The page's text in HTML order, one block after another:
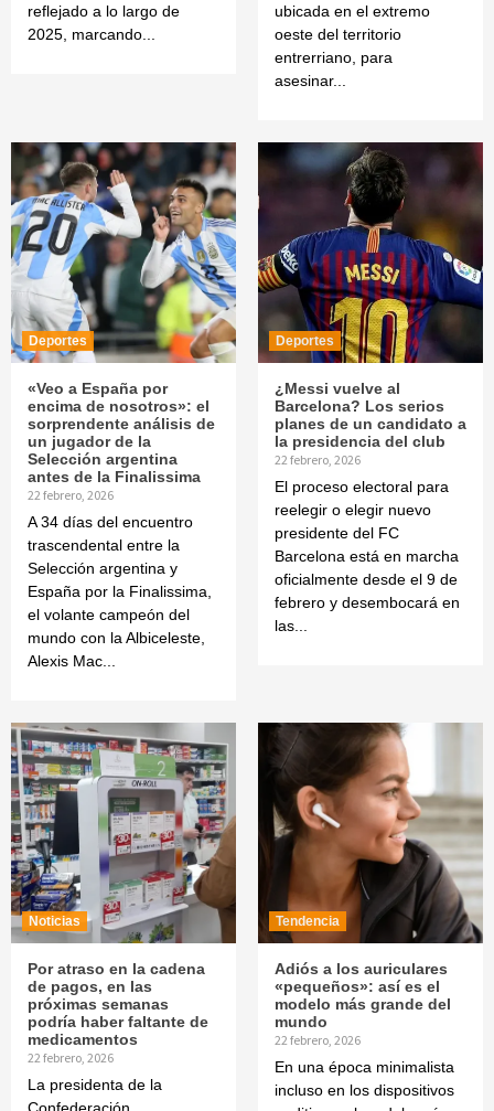
reflejado a lo largo de
2025, marcando...
ubicada en el extremo
oeste del territorio
entrerriano, para
asesinar...
Deportes
«Veo a España por
encima de nosotros»: el
sorprendente análisis de
un jugador de la
Selección argentina
antes de la Finalissima
22 febrero, 2026
A 34 días del encuentro
trascendental entre la
Selección argentina y
España por la Finalissima,
el volante campeón del
mundo con la Albiceleste,
Alexis Mac...
Deportes
¿Messi vuelve al
Barcelona? Los serios
planes de un candidato a
la presidencia del club
22 febrero, 2026
El proceso electoral para
reelegir o elegir nuevo
presidente del FC
Barcelona está en marcha
oficialmente desde el 9 de
febrero y desembocará en
las...
Noticias
Por atraso en la cadena
de pagos, en las
próximas semanas
podría haber faltante de
medicamentos
22 febrero, 2026
La presidenta de la
Tendencia
Adiós a los auriculares
«pequeños»: así es el
modelo más grande del
mundo
22 febrero, 2026
En una época minimalista
incluso en los dispositivos